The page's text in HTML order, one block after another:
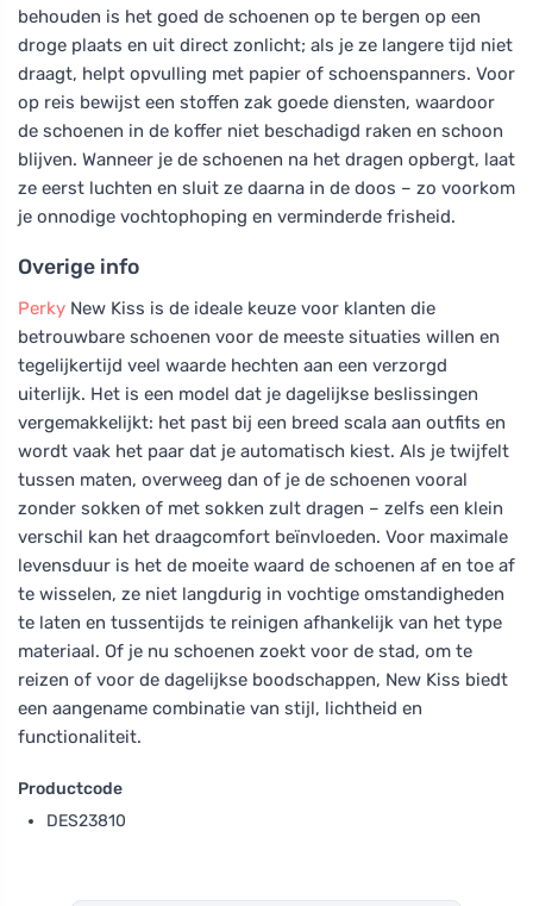
behouden is het goed de schoenen op te bergen op een
droge plaats en uit direct zonlicht; als je ze langere tijd niet
draagt, helpt opvulling met papier of schoenspanners. Voor
op reis bewijst een stoffen zak goede diensten, waardoor
de schoenen in de koffer niet beschadigd raken en schoon
blijven. Wanneer je de schoenen na het dragen opbergt, laat
ze eerst luchten en sluit ze daarna in de doos – zo voorkom
je onnodige vochtophoping en verminderde frisheid.
Overige info
Perky New Kiss is de ideale keuze voor klanten die
betrouwbare schoenen voor de meeste situaties willen en
tegelijkertijd veel waarde hechten aan een verzorgd
uiterlijk. Het is een model dat je dagelijkse beslissingen
vergemakkelijkt: het past bij een breed scala aan outfits en
wordt vaak het paar dat je automatisch kiest. Als je twijfelt
tussen maten, overweeg dan of je de schoenen vooral
zonder sokken of met sokken zult dragen – zelfs een klein
verschil kan het draagcomfort beïnvloeden. Voor maximale
levensduur is het de moeite waard de schoenen af en toe af
te wisselen, ze niet langdurig in vochtige omstandigheden
te laten en tussentijds te reinigen afhankelijk van het type
materiaal. Of je nu schoenen zoekt voor de stad, om te
reizen of voor de dagelijkse boodschappen, New Kiss biedt
een aangename combinatie van stijl, lichtheid en
functionaliteit.
Productcode
DES23810